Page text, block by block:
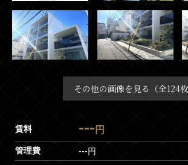
その他の画像を見る（全124枚
賃料 --- 円
管理費 ---円